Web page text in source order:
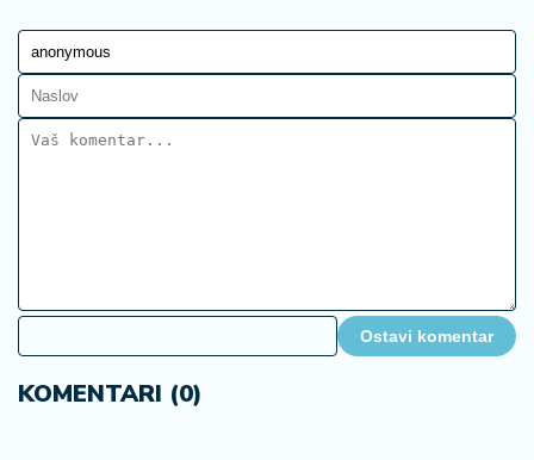
Ostavi komentar
KOMENTARI (0)